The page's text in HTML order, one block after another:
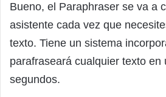
Bueno, el Paraphraser se va a
asistente cada vez que
texto. Tiene un sistema
parafraseará cualquier texto en
segundos.